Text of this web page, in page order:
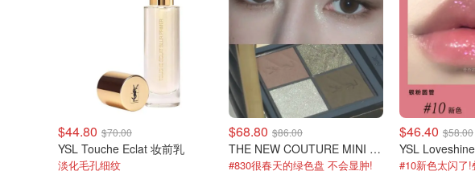
$44.80 $70.00
YSL Touche Eclat 妆前乳
淡化毛孔细纹
$68.80 $86.00
THE NEW COUTURE MINI CLUTCH 四色眼影盘
#830很春天的绿色盘 不会显肿!
$46.40 $58.00
YSL
#10新色太闪了